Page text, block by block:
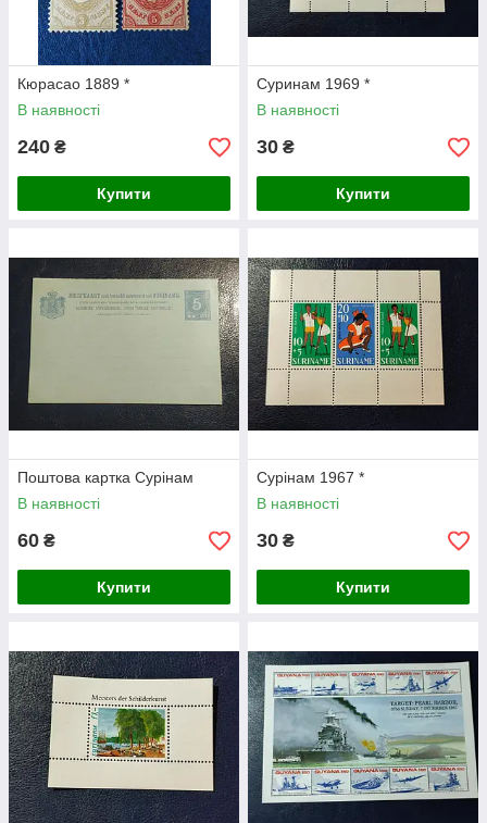
Кюрасао 1889 *
В наявності
240 ₴
Купити
Суринам 1969 *
В наявності
30 ₴
Купити
Поштова картка Сурінам
В наявності
60 ₴
Купити
Сурінам 1967 *
В наявності
30 ₴
Купити